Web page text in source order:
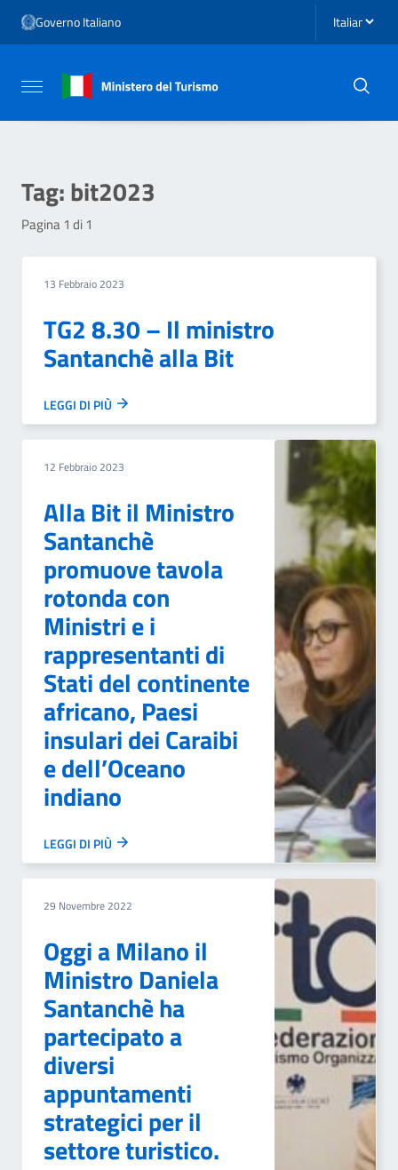
Vai al menu di navigazione
Vai al footer
Governo Italiano Seleziona
Attiva / disattiva la navigazione
Tag:bit2023
Pagina 1 di 1
13 Febbraio 2023
TG2 8.30 – Il ministro
Santanchè alla Bit
LEGGI DI PIÙ
12 Febbraio 2023
Alla Bit il Ministro
Santanchè
promuove tavola
rotonda con
Ministri e i
rappresentanti di
Stati del continente
africano, Paesi
insulari dei Caraibi
e dell’Oceano
indiano
LEGGI DI PIÙ
29 Novembre 2022
Oggi a Milano il
Ministro Daniela
Santanchè ha
partecipato a
diversi
appuntamenti
strategici per il
settore turistico.